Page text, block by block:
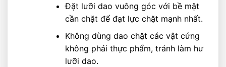
Đặt lưỡi dao vuông góc với bề mặt
cần chặt để đạt lực chặt mạnh nhất.
Không dùng dao chặt các vật cứng
không phải thực phẩm, tránh làm hư
lưỡi dao.